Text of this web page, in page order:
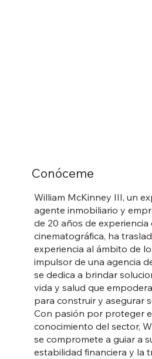
William McKinney III, un
agente inmobiliario y
de 20 años de experiencia
cinematográfica, ha
experiencia al ámbito de
impulsor de una agencia
se dedica a brindar
vida y salud que
para construir y asegurar
Con pasión por proteger
conocimiento del sector,
se compromete a guiar a
estabilidad financiera y la
Conóceme